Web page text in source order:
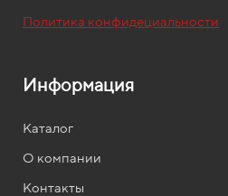
Политика конфидециальности
Информация
Каталог
О компании
Контакты